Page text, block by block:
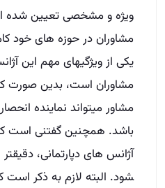
شود. البته لازم به ذکر است
کارکرد آژانس­های املاک
سوال داری شمارتو
هر سوالی داری بپرس حداکثر
بهت زنگ میزنیم
نام و نام خانوادگی